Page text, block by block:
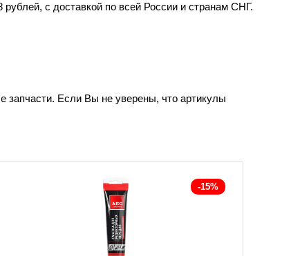
с доставкой по всей России и странам СНГ.
запчасти. Если Вы не уверены, что артикулы
-15%